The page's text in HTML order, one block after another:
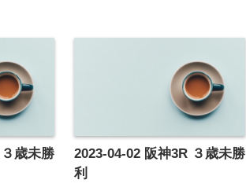
歳未勝
2023-04-02 阪神3R ３歳未勝
利